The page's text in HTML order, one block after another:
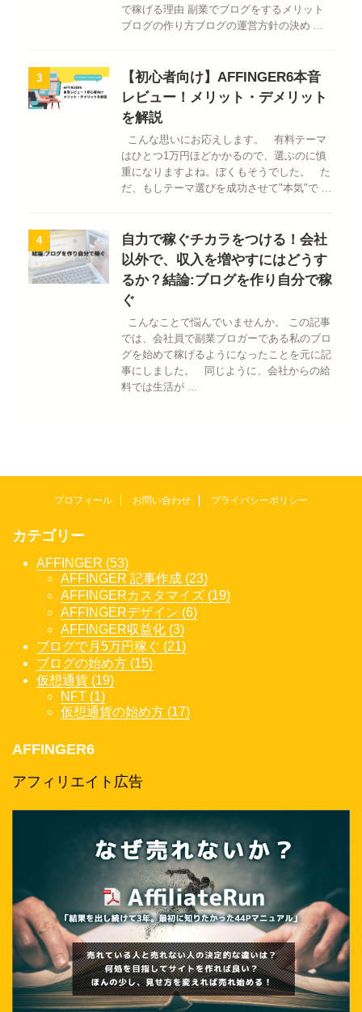
で稼げる理由 副業でブログをするメリット
ブログの作り方ブログの運営方針の決め ...
3
【初心者向け】AFFINGER6本音
レビュー！メリット・デメリット
を解説
こんな思いにお応えします。 有料テーマ
はひとつ1万円ほどかかるので、選ぶのに慎
重になりますよね。ぼくもそうでした。 た
だ、もしテーマ選びを成功させて"本気"で ...
4
自力で稼ぐチカラをつける！会社
以外で、収入を増やすにはどうす
るか？結論:ブログを作り自分で稼
ぐ
こんなことで悩んでいませんか。 この記事
では、会社員で副業ブロガーである私のブロ
グを始めて稼げるようになったことを元に記
事にしました。 同じように、会社からの給
料では生活が ...
プロフィール お問い合わせ プライバシーポリシー
カテゴリー
AFFINGER (53)
AFFINGER 記事作成 (23)
AFFINGERカスタマイズ (19)
AFFINGERデザイン (6)
AFFINGER収益化 (3)
ブログで月5万円稼ぐ (21)
ブログの始め方 (15)
仮想通貨 (19)
NFT (1)
仮想通貨の始め方 (17)
AFFINGER6
アフィリエイト広告